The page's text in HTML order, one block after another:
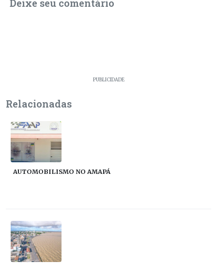
Deixe seu comentário
PUBLICIDADE
Relacionadas
AUTOMOBILISMO NO AMAPÁ